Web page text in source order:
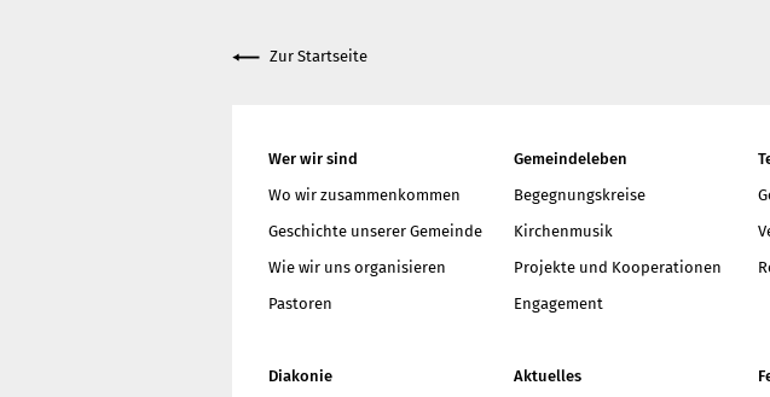
Zur Startseite
Wer wir sind
Wo wir zusammenkommen
Geschichte unserer Gemeinde
Wie wir uns organisieren
Pastoren
Gemeindeleben
Begegnungskreise
Kirchenmusik
Projekte und Kooperationen
Engagement
Diakonie
Aktuelles